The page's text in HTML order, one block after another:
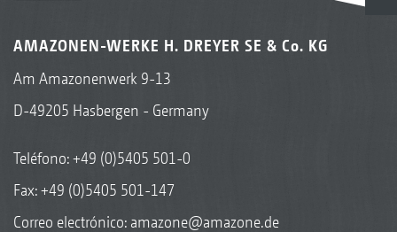
AMAZONEN-WERKE H. DREYER SE & Co. KG
Am Amazonenwerk 9-13
D-49205 Hasbergen - Germany
Teléfono:+49 (0)5405 501-0
Fax: +49 (0)5405 501-147
Correo electrónico: amazone@amazone.de